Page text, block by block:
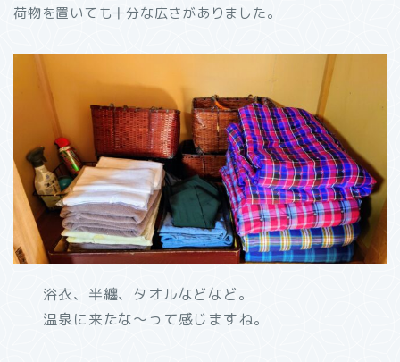
荷物を置いても十分な広さがありました。
浴衣、半纏、タオルなどなど。
温泉に来たな～って感じますね。